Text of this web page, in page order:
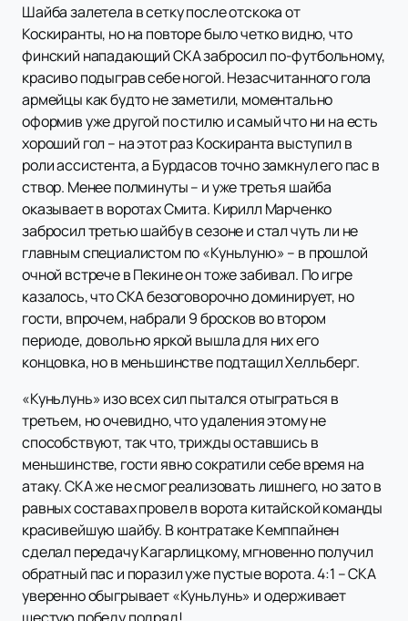
Шайба залетела в сетку после отскока от
Коскиранты, но на повторе было четко видно, что
финский нападающий СКА забросил по-футбольному,
красиво подыграв себе ногой. Незасчитанного гола
армейцы как будто не заметили, моментально
оформив уже другой по стилю и самый что ни на есть
хороший гол – на этот раз Коскиранта выступил в
роли ассистента, а Бурдасов точно замкнул его пас в
створ. Менее полминуты – и уже третья шайба
оказывает в воротах Смита. Кирилл Марченко
забросил третью шайбу в сезоне и стал чуть ли не
главным специалистом по «Куньлуню» – в прошлой
очной встрече в Пекине он тоже забивал. По игре
казалось, что СКА безоговорочно доминирует, но
гости, впрочем, набрали 9 бросков во втором
периоде, довольно яркой вышла для них его
концовка, но в меньшинстве подтащил Хелльберг.
«Куньлунь» изо всех сил пытался отыграться в
третьем, но очевидно, что удаления этому не
способствуют, так что, трижды оставшись в
меньшинстве, гости явно сократили себе время на
атаку. СКА же не смог реализовать лишнего, но зато в
равных составах провел в ворота китайской команды
красивейшую шайбу. В контратаке Кемппайнен
сделал передачу Кагарлицкому, мгновенно получил
обратный пас и поразил уже пустые ворота. 4:1 – СКА
уверенно обыгрывает «Куньлунь» и одерживает